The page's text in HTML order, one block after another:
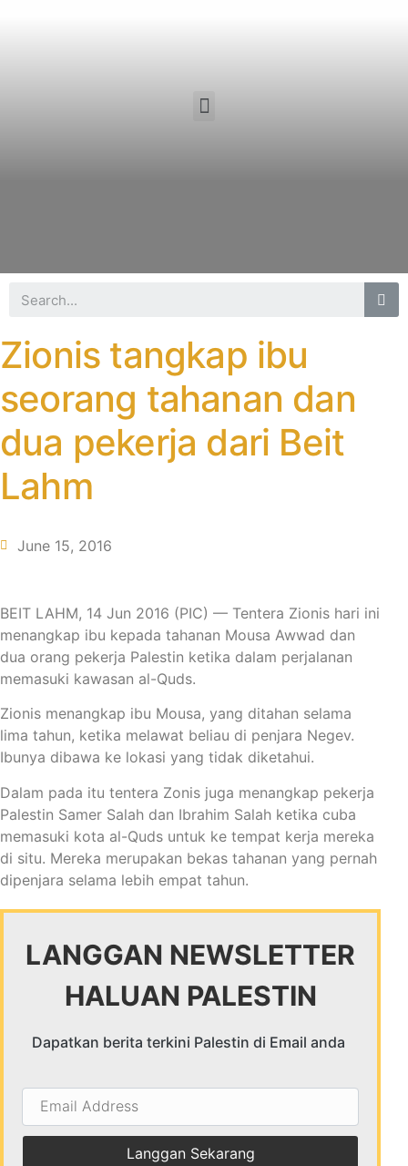
Zionis tangkap ibu
seorang tahanan dan
dua pekerja dari Beit
Lahm
June 15, 2016
BEIT LAHM, 14 Jun 2016 (PIC) — Tentera Zionis hari ini
menangkap ibu kepada tahanan Mousa Awwad dan
dua orang pekerja Palestin ketika dalam perjalanan
memasuki kawasan al-Quds.
Zionis menangkap ibu Mousa, yang ditahan selama
lima tahun, ketika melawat beliau di penjara Negev.
Ibunya dibawa ke lokasi yang tidak diketahui.
Dalam pada itu tentera Zonis juga menangkap pekerja
Palestin Samer Salah dan Ibrahim Salah ketika cuba
memasuki kota al-Quds untuk ke tempat kerja mereka
di situ. Mereka merupakan bekas tahanan yang pernah
dipenjara selama lebih empat tahun.
LANGGAN NEWSLETTER
HALUAN PALESTIN
Dapatkan berita terkini Palestin di Email anda
Email
Address